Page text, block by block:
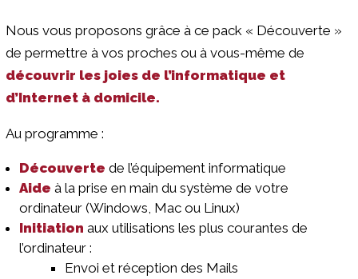
Nous vous proposons grâce à ce pack « Découverte »
de permettre à vos proches ou à vous-même de
découvrir les joies de l’informatique et
d’Internet à domicile.
Au programme :
Découverte de l’équipement informatique
Aide à la prise en main du système de votre
ordinateur (Windows, Mac ou Linux)
Initiation aux utilisations les plus courantes de
l’ordinateur :
Envoi et réception des Mails